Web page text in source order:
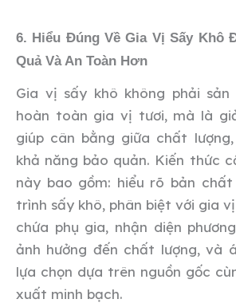
6. Hiểu Đúng Về Gia Vị Sấy Khô
Quả Và An Toàn Hơn
Gia vị sấy khô không phải
hoàn toàn gia vị tươi, mà là
giúp cân bằng giữa chất
khả năng bảo quản. Kiến thức
này bao gồm: hiểu rõ bản
trình sấy khô, phân biệt với gia
chứa phụ gia, nhận diện
ảnh hưởng đến chất lượng, và
lựa chọn dựa trên nguồn gốc
xuất minh bạch.